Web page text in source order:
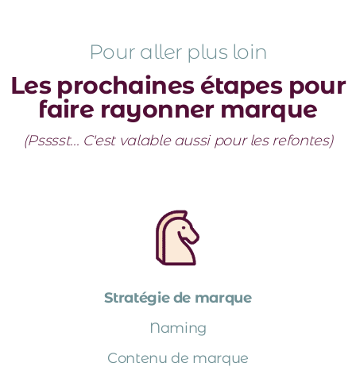
Pour aller plus loin
Les prochaines étapes pour
faire rayonner marque
(Psssst... C'est valable aussi pour les refontes)
Stratégie de marque
Naming
Contenu de marque